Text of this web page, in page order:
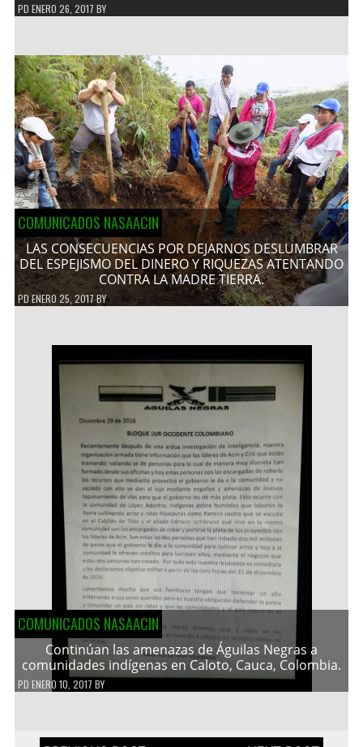
PD ENERO 26, 2017 BY
COMUNICADOS NASAACIN
LAS CONSECUENCIAS POR DEJARNOS DESLUMBRAR
DEL ESPEJISMO DEL DINERO Y RIQUEZAS ATENTANDO
CONTRA LA MADRE TIERRA.
PDENERO 25, 2017BY
COMUNICADOS NASAACIN
Continúan las amenazas de Águilas Negras a
comunidades indígenas en Caloto, Cauca, Colombia.
PD ENERO 10, 2017 BY